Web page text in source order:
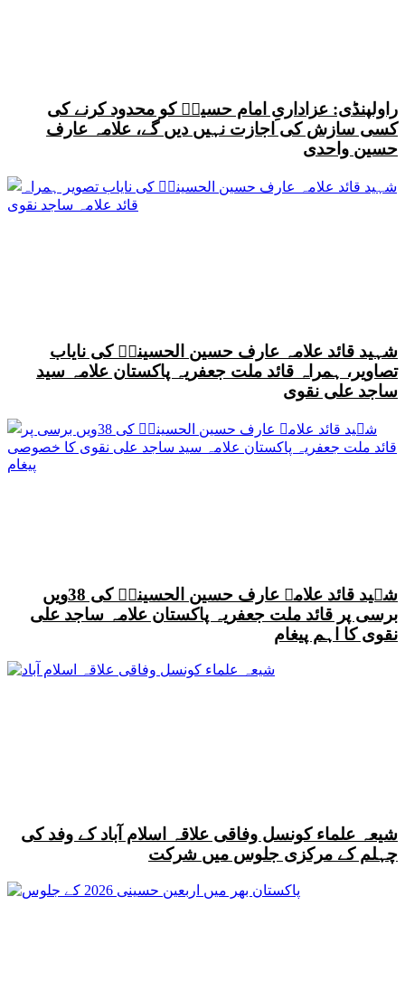
راولپنڈی: عزاداریِ امام حسینؑ کو محدود کرنے کی
کسی سازش کی اجازت نہیں دیں گے، علامہ عارف
حسین واحدی
شہید قائد علامہ عارف حسین الحسینیؒ کی نایاب
تصاویر، ہمراہ قائد ملت جعفریہ پاکستان علامہ سید
ساجد علی نقوی
شہید قائد علامہ عارف حسین الحسینیؒ کی 38ویں
برسی پر قائد ملت جعفریہ پاکستان علامہ ساجد علی
نقوی کا اہم پیغام
شیعہ علماء کونسل وفاقی علاقہ اسلام آباد کے وفد کی
چہلم کے مرکزی جلوس میں شرکت